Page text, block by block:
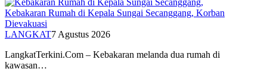
Kebakaran Rumah di Kepala Sungai Secanggang, Korban
Dievakuasi
LANGKAT7 Agustus 2026
LangkatTerkini.Com – Kebakaran melanda dua rumah di
kawasan…